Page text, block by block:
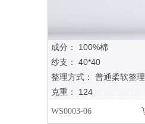
成分： 100%棉
纱支： 40*40
整理方式： 普通柔软整理
克重： 124
WS0003-06